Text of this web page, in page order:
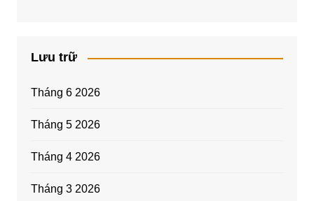
Lưu trữ
Tháng 6 2026
Tháng 5 2026
Tháng 4 2026
Tháng 3 2026